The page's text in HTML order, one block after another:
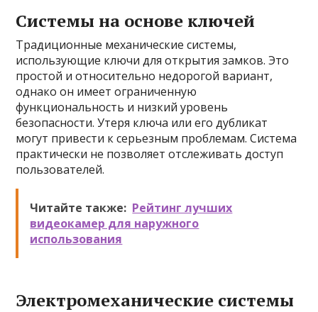
Системы на основе ключей
Традиционные механические системы,
использующие ключи для открытия замков. Это
простой и относительно недорогой вариант,
однако он имеет ограниченную
функциональность и низкий уровень
безопасности. Утеря ключа или его дубликат
могут привести к серьезным проблемам. Система
практически не позволяет отслеживать доступ
пользователей.
Читайте также: Рейтинг лучших
видеокамер для наружного
использования
Электромеханические системы